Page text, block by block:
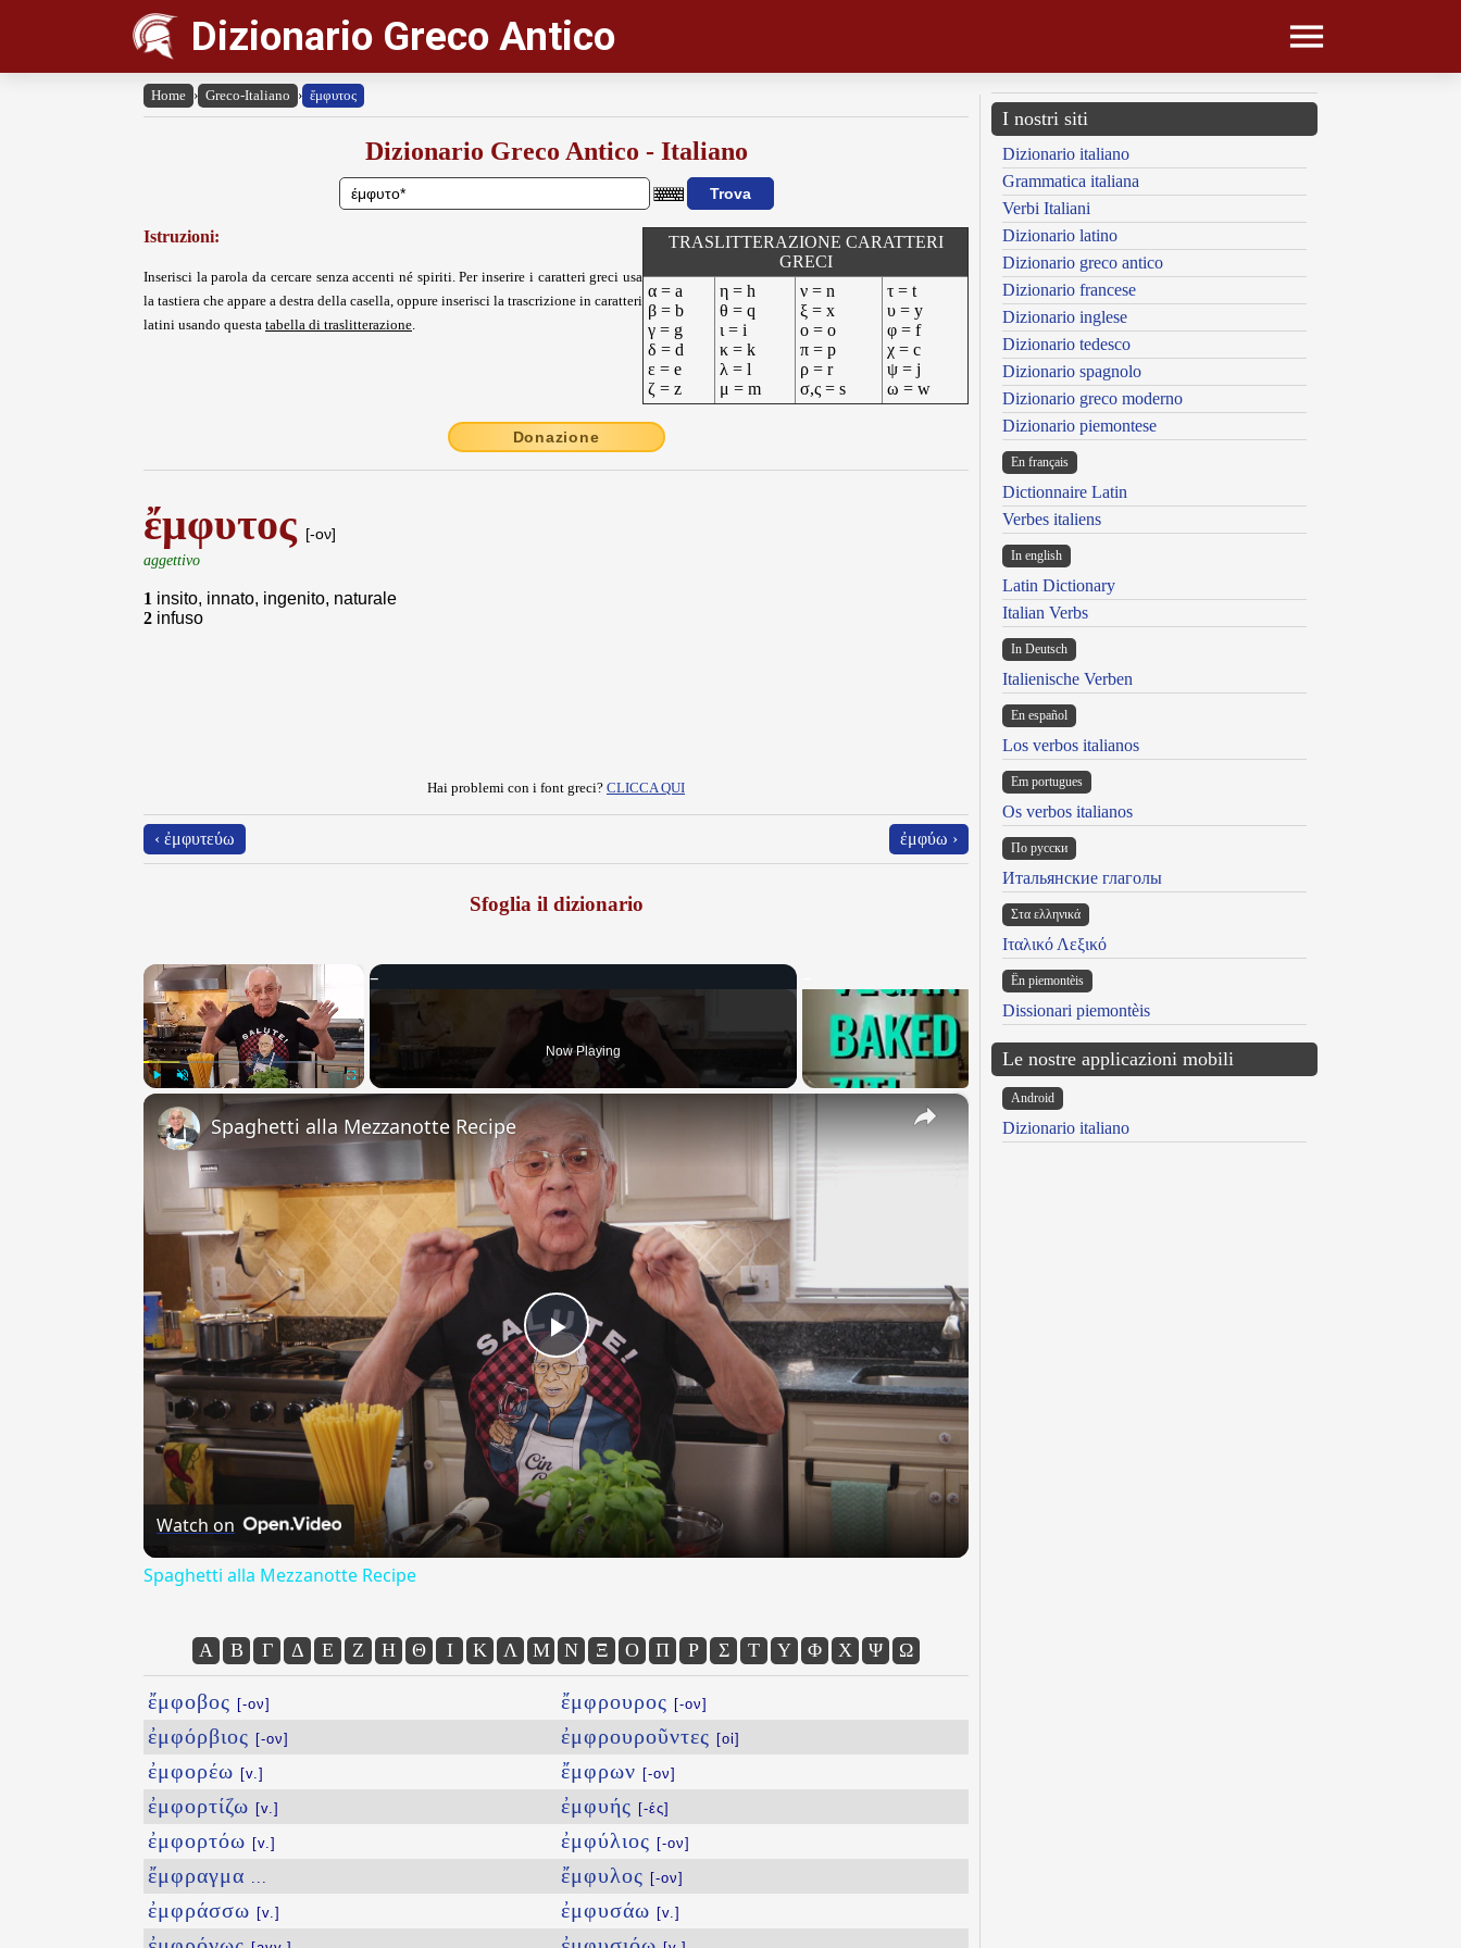
Dizionario Greco Antico
Home › Greco-Italiano › ἔμφυτος
Dizionario Greco Antico - Italiano
Istruzioni:
Inserisci la parola da cercare senza accenti né spiriti. Per inserire i caratteri greci usa
la tastiera che appare a destra della casella, oppure inserisci la trascrizione in caratteri
latini usando questa tabella di traslitterazione.
TRASLITTERAZIONE CARATTERI
GRECI
α = a
β = b
γ = g
δ = d
ε = e
ζ = z
η = h
θ = q
ι = i
κ = k
λ = l
μ = m
ν = n
ξ = x
ο = o
π = p
ρ = r
σ,ς = s
τ = t
υ = y
φ = f
χ = c
ψ = j
ω = w
Donazione
ἔμφυτος [-ον]
aggettivo
1 insito, innato, ingenito, naturale
2 infuso
Hai problemi con i font greci? CLICCA QUI
‹ ἐμφυτεύω ἐμφύω ›
Sfoglia il dizionario
Fullscreen
Now Playing
×
Play
Video
Spaghetti alla Mezzanotte Recipe
Watch on
Spaghetti alla Mezzanotte Recipe
Α Β Γ Δ Ε Ζ Η Θ Ι Κ Λ Μ Ν Ξ Ο Π Ρ Σ Τ Υ Φ Χ Ψ Ω
ἔμφοβος [-ον]
ἐμφόρβιος [-ον]
ἐμφορέω [v.]
ἐμφορτίζω [v.]
ἐμφορτόω [v.]
ἔμφραγμα
ἐμφράσσω [v.]
ἔμφρουρος [-ον]
ἐμφρουροῦντες [οἱ]
ἔμφρων [-ον]
ἐμφυής [-ές]
ἐμφύλιος [-ον]
ἔμφυλος [-ον]
ἐμφυσάω [v.]
I nostri siti
Dizionario italiano
Grammatica italiana
Verbi Italiani
Dizionario latino
Dizionario greco antico
Dizionario francese
Dizionario inglese
Dizionario tedesco
Dizionario spagnolo
Dizionario greco moderno
Dizionario piemontese
En français
Dictionnaire Latin
Verbes italiens
In english
Latin Dictionary
Italian Verbs
In Deutsch
Italienische Verben
En español
Los verbos italianos
Em portugues
Os verbos italianos
По русски
Итальянские глаголы
Στα ελληνικά
Ιταλικό Λεξικό
Ën piemontèis
Dissionari piemontèis
Le nostre applicazioni mobili
Android
Dizionario italiano